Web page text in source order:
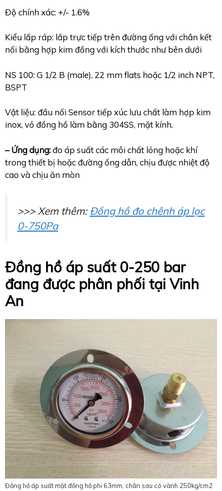
Độ chính xác: +/- 1.6%
Kiểu lắp ráp: lắp trực tiếp trên đường ống với chân kết
nối bằng hợp kim đồng với kích thước như bên dưới
NS 100: G 1/2 B (male), 22 mm flats hoặc 1/2 inch NPT,
BSPT
Vật liệu: đầu nối Sensor tiếp xúc lưu chất làm hợp kim
inox, vỏ đồng hồ làm bằng 304SS, mặt kính.
– Ứng dụng:đo áp suất các môi chất lỏng hoặc khí
trong thiết bị hoặc đường ống dẫn, chịu được nhiệt độ
cao và chịu ăn mòn
>>> Xem thêm: Đồng hồ đo chênh áp lọc
0-750Pa
Đồng hồ áp suất 0-250 bar
đang được phân phối tại Vinh
An
Đồng hồ áp suất mặt đồng hồ phi 63mm, chân sau có vành 250kg/cm2